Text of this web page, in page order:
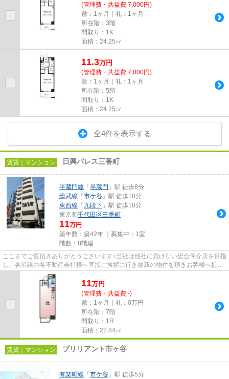
(管理費・共益費 7,000円)
敷：1ヶ月｜礼：1ヶ月
所在階：3階
間取り：1K
面積：24.25㎡
11.3万円
(管理費・共益費 7,000円)
敷：1ヶ月｜礼：1ヶ月
所在階：5階
間取り：1K
面積：24.25㎡
全4件を表示する
賃貸｜マンション 日興パレス三番町
半蔵門線 「 半蔵門 」駅 徒歩8分
総武線 「 市ケ谷 」駅 徒歩10分
東西線 「 九段下 」駅 徒歩10分
東京都千代田区三番町
11万円
築年数：築42年 ｜募集中： 1室
階数：8階建
ここまでご覧頂きありがとうございます♪当社は他社に負けない総合仲介店を目指
し、各沿線の各不動産会社様へ直接ご挨拶に行き最新の物件を頂きお客様へ提供
しております！最新の情報は...
11万円
(管理費・共益費 -)
敷：1ヶ月｜礼：0万円
所在階：7階
間取り：1R
面積：22.84㎡
賃貸｜マンション ブリリアント市ヶ谷
有楽町線 「 市ケ谷 」駅 徒歩5分